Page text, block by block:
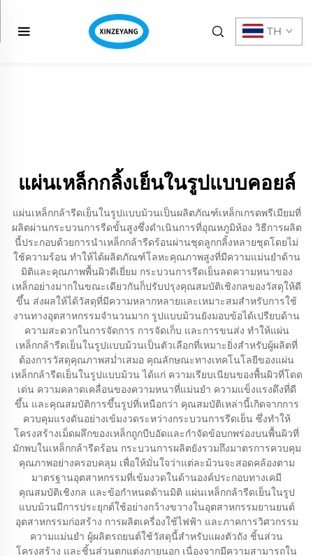
TH
แผ่นเหล็กกลิ้งเย็นในรูปแบบคอยล์
แผ่นเหล็กกล้ารีดเย็นในรูปแบบม้วนเป็นผลิตภัณฑ์เหล็กเกรดพรีเมียมที่
ผลิตผ่านกระบวนการรีดขั้นสูงซึ่งดำเนินการที่อุณหภูมิห้อง วิธีการผลิต
นี้ประกอบด้วยการนำเหล็กกล้ารีดร้อนผ่านชุดลูกกลิ้งหลายชุดโดยไม่
ใช้ความร้อน ทำให้ได้ผลิตภัณฑ์โลหะคุณภาพสูงที่มีความแม่นยำด้าน
มิติและคุณภาพพื้นผิวดีเยี่ยม กระบวนการรีดเย็นลดความหนาของ
เหล็กอย่างมากในขณะเดียวกันก็ปรับปรุงคุณสมบัติเชิงกลของวัสดุให้ดี
ขึ้น ส่งผลให้ได้วัสดุที่มีความหลากหลายและเหมาะสมสำหรับการใช้
งานทางอุตสาหกรรมจำนวนมาก รูปแบบม้วนยังมอบข้อได้เปรียบด้าน
ความสะดวกในการจัดการ การจัดเก็บ และการขนส่ง ทำให้แผ่น
เหล็กกล้ารีดเย็นในรูปแบบม้วนเป็นตัวเลือกที่เหมาะยิ่งสำหรับผู้ผลิตที่
ต้องการวัสดุคุณภาพสม่ำเสมอ คุณลักษณะทางเทคโนโลยีของแผ่น
เหล็กกล้ารีดเย็นในรูปแบบม้วน ได้แก่ ความเรียบเนียนของพื้นผิวที่โดด
เด่น ความคลาดเคลื่อนของความหนาที่แม่นยำ ความแข็งแรงดึงที่ดี
ขึ้น และคุณสมบัติการขึ้นรูปที่เหนือกว่า คุณสมบัติเหล่านี้เกิดจากการ
ควบคุมแรงดันอย่างเข้มงวดระหว่างกระบวนการรีดเย็น ซึ่งทำให้
โครงสร้างเม็ดผลึกของเหล็กถูกบีบอัดและกำจัดข้อบกพร่องบนพื้นผิวที่
มักพบในเหล็กกล้ารีดร้อน กระบวนการผลิตยังรวมถึงมาตรการควบคุม
คุณภาพอย่างครอบคลุม เพื่อให้มั่นใจว่าแต่ละม้วนจะสอดคล้องตาม
มาตรฐานอุตสาหกรรมที่เข้มงวดในด้านองค์ประกอบทางเคมี
คุณสมบัติเชิงกล และข้อกำหนดด้านมิติ แผ่นเหล็กกล้ารีดเย็นในรูป
แบบม้วนมีการประยุกต์ใช้อย่างกว้างขวางในอุตสาหกรรมยานยนต์
อุตสาหกรรมก่อสร้าง การผลิตเครื่องใช้ไฟฟ้า และภาคการวิศวกรรม
ความแม่นยำ ผู้ผลิตรถยนต์ใช้วัสดุนี้สำหรับแผงตัวถัง ชิ้นส่วน
โครงสร้าง และชิ้นส่วนตกแต่งภายนอก เนื่องจากมีความสามารถใน